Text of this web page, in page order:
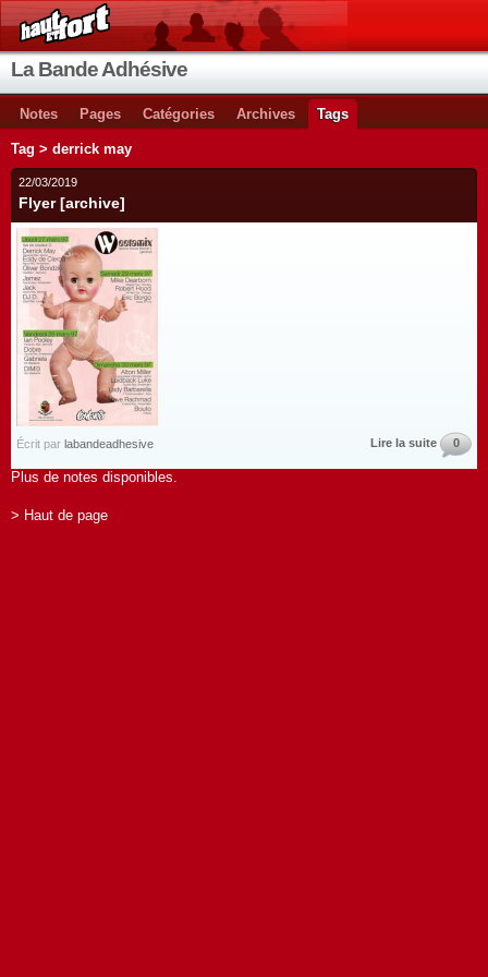
La Bande Adhésive
Notes Pages Catégories Archives Tags
Tag > derrick may
22/03/2019
Flyer [archive]
Écrit par labandeadhesive Lire la suite 0
Plus de notes disponibles.
> Haut de page